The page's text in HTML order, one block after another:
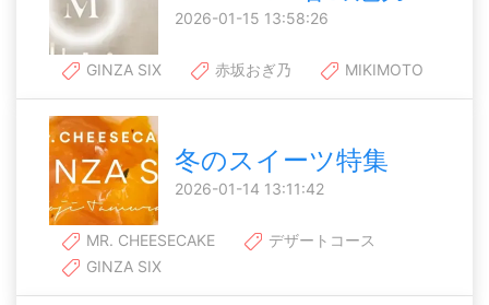
2026-01-15 13:58:26
GINZA SIX 赤坂おぎ乃 MIKIMOTO
冬のスイーツ特集
2026-01-14 13:11:42
MR. CHEESECAKE
デザートコース
GINZA SIX